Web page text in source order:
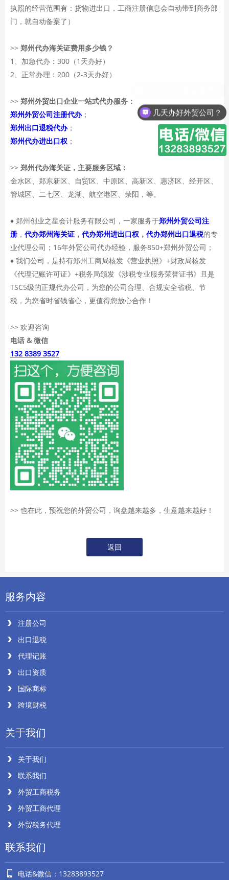
执照的经营范围有：货物进出口，工商注册信息会自动带到商务部
门，就自动备案了）
>> 郑州代办海关证费用多少钱？
1、加急代办：300（1天办好）
2、正常办理：200（2-3天办好）
>> 郑州外贸出口企业一站式代办服务：
郑州外贸公司注册代办；
郑州出口退税代办；
郑州代办进出口权 ；
>> 郑州代办海关证，主要服务区域：
金水区、郑东新区、自贸区、中原区、高新区、惠济区、经开区、
管城区、二七区、龙湖、航空港区、荥阳，等。
♦ 郑州创业之星会计服务有限公司，一家服务于郑州外贸公司注
册 ， 代办郑州海关证 ， 代办郑州进出口权 ， 代办郑州出口退税的专
业代理公司；16年外贸公司代办经验，服务850+郑州外贸公司；
♦ 我们公司，是持有郑州工商局核发《营业执照》+财政局核发
《代理记账许可证》+税务局颁发《涉税专业服务荣誉证书》且是
TSC5级的正规代办公司，为您的公司合理、合规安全省税、节
税，为您省时省钱省心，更值得您放心合作！
>> 欢迎咨询
电话 & 微信
132 8389 3527
>> 也在此，预祝您的外贸公司，询盘越来越多，生意越来越好！
返回
服务内容
注册公司
出口退税
代理记账
出口资质
国际商标
跨境财税
关于我们
关于我们
联系我们
外贸工商税务
外贸工商代理
外贸税务代理
联系我们
电话&微信：13283893527
几天办好外贸公司？